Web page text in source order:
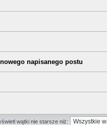
napisanego postu
wątki nie starsze niż: